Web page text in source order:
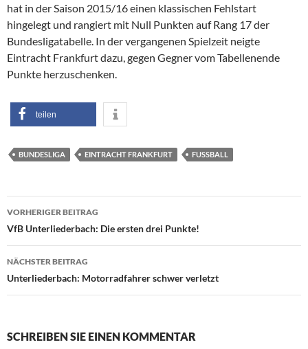
hat in der Saison 2015/16 einen klassischen Fehlstart
hingelegt und rangiert mit Null Punkten auf Rang 17 der
Bundesligatabelle. In der vergangenen Spielzeit neigte
Eintracht Frankfurt dazu, gegen Gegner vom Tabellenende
Punkte herzuschenken.
teilen
BUNDESLIGA EINTRACHT FRANKFURT FUSSBALL
Beitragsnavigation
VORHERIGER BEITRAG
VfB Unterliederbach: Die ersten drei Punkte!
NÄCHSTER BEITRAG
Unterliederbach: Motorradfahrer schwer verletzt
SCHREIBEN SIE EINEN KOMMENTAR